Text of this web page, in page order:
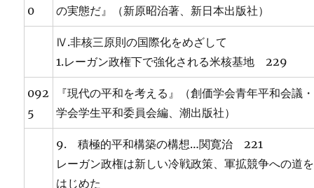
0
の実態だ』（新原昭治著、新日本出版社）
Ⅳ.非核三原則の国際化をめざして
1.レーガン政権下で強化される米核基地 229
092
5
『現代の平和を考える』（創価学会青年平和会議
学会学生平和委員会編、潮出版社）
9. 積極的平和構築の構想…関寛治 221
レーガン政権は新しい冷戦政策、軍拡競争への道
はじめた